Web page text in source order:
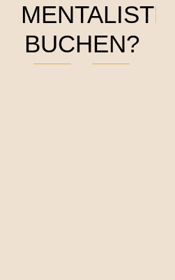
MENTALISTEN
BUCHEN?